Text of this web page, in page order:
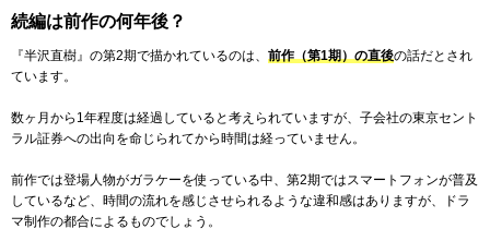
続編は前作の何年後？
『半沢直樹』の第2期で描かれているのは、 前作（第1期）の直後の話だとされ
ています。
数ヶ月から1年程度は経過していると考えられていますが、子会社の東京セント
ラル証券への出向を命じられてから時間は経っていません。
前作では登場人物がガラケーを使っている中、第2期ではスマートフォンが普及
しているなど、時間の流れを感じさせられるような違和感はありますが、ドラ
マ制作の都合によるものでしょう。